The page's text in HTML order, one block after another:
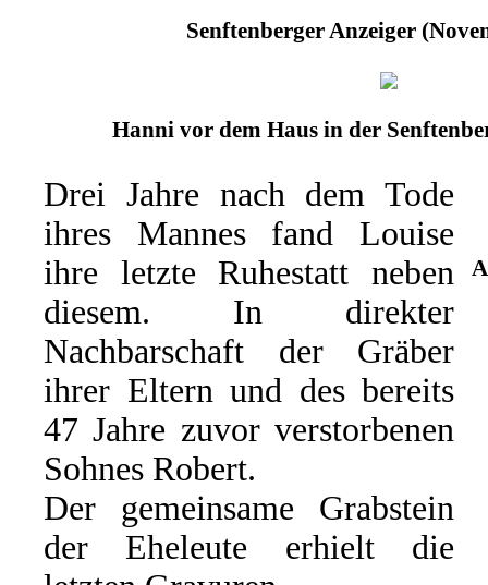
Senftenberger Anzeiger
Hanni vor dem Haus in der
Drei Jahre nach dem Tode
ihres Mannes fand Louise
ihre letzte Ruhestatt neben
diesem. In direkter
Nachbarschaft der Gräber
ihrer Eltern und des bereits
47 Jahre zuvor verstorbenen
Sohnes Robert.
Der gemeinsame Grabstein
der Eheleute erhielt die